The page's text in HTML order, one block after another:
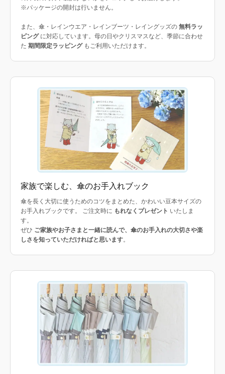
※パッケージの開封は行いません。
また、傘・レインウエア・レインブーツ・レイングッズの 無料ラッ
ピングに対応しています。母の日やクリスマスなど、季節に合わせ
た 期間限定ラッピングもご利用いただけます。
家族で楽しむ、傘のお手入れブック
傘を長く大切に使うためのコツをまとめた、かわいい豆本サイズの
お手入れブックです。 ご注文時に もれなくプレゼント いたしま
す。
ぜひ ご家族やお子さまと一緒に読んで、傘のお手入れの大切さや楽
しさを知っていただければと思います。